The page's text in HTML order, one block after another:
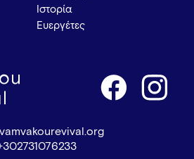
Ιστορία
Ευεργέτες